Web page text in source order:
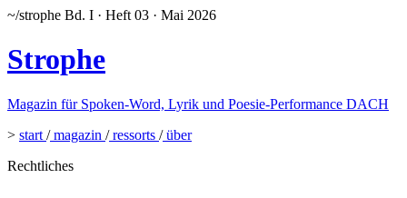
~/strophe Bd. I · Heft 03 · Mai 2026
Strophe
Magazin für Spoken-Word, Lyrik und Poesie-Performance DACH
> start /magazin /ressorts /über
Rechtliches